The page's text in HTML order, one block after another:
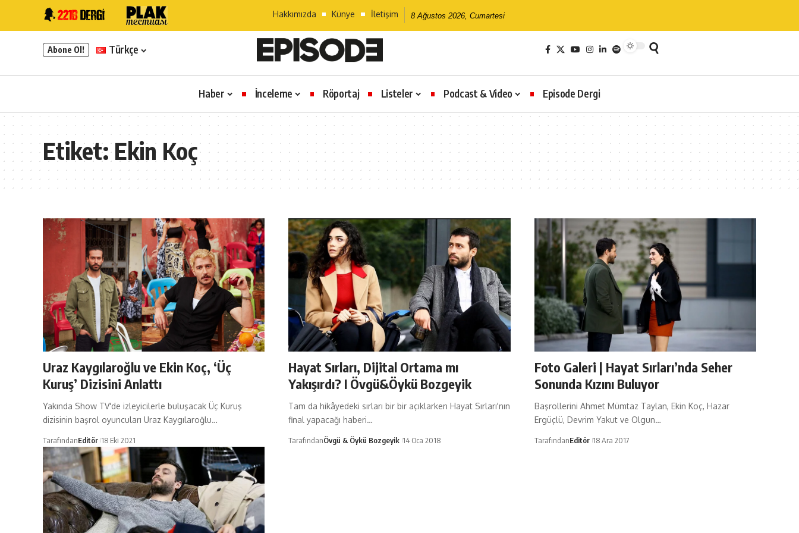
Hakkımızda Künye İletişim 8 Ağustos 2026, Cumartesi
Abone Ol! Türkçe
Haber İnceleme Röportaj Listeler Podcast & Video Episode Dergi
Etiket:Ekin Koç
Uraz Kaygılaroğlu ve Ekin Koç, ‘Üç
Kuruş’ Dizisini Anlattı
Yakında Show TV'de izleyicilerle buluşacak Üç Kuruş
dizisinin başrol oyuncuları Uraz Kaygılaroğlu…
TarafındanEditör 18 Eki 2021
Hayat Sırları, Dijital Ortama mı
Yakışırdı? I Övgü&Öykü Bozgeyik
Tam da hikâyedeki sırları bir bir açıklarken Hayat Sırları'nın
final yapacağı haberi…
TarafındanÖvgü & Öykü Bozgeyik 14 Oca 2018
Foto Galeri | Hayat Sırları’nda Seher
Sonunda Kızını Buluyor
Başrollerini Ahmet Mümtaz Taylan, Ekin Koç, Hazar
Ergüçlü, Devrim Yakut ve Olgun…
TarafındanEditör 18 Ara 2017